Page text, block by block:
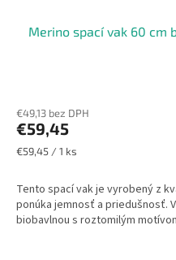
Merino spací vak 60 cm
€49,13 bez DPH
€59,45
Jednotková
€59,45 / 1 ks
Tento spací vak je vyrobený z
ponúka jemnosť a priedušnosť.
biobavlnou s roztomilým